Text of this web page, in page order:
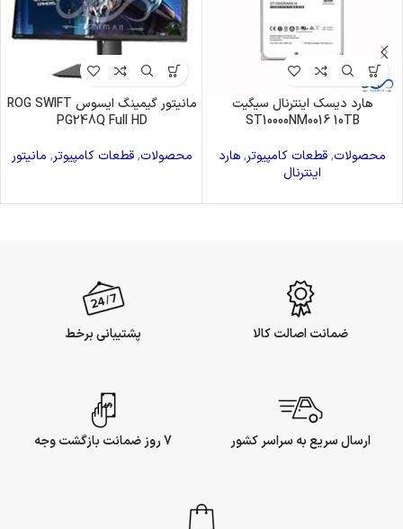
هارد دیسک اینترنال سیگیت
ST10000NM0016 10TB
محصولات,قطعات کامپیوتر,هارد
اینترنال
مانیتور گیمینگ ایسوس ROG SWIFT
PG248Q Full HD
محصولات,قطعات کامپیوتر, مانیتور
ضمانت اصالت کالا پشتیبانی برخط
ارسال سریع به سراسر کشور 7 روز ضمانت بازگشت وجه